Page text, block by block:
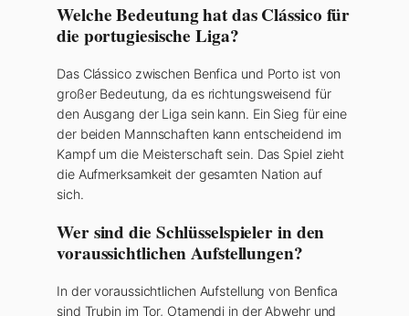
Welche Bedeutung hat das Clássico für
die portugiesische Liga?
Das Clássico zwischen Benfica und Porto ist von
großer Bedeutung, da es richtungsweisend für
den Ausgang der Liga sein kann. Ein Sieg für eine
der beiden Mannschaften kann entscheidend im
Kampf um die Meisterschaft sein. Das Spiel zieht
die Aufmerksamkeit der gesamten Nation auf
sich.
Wer sind die Schlüsselspieler in den
voraussichtlichen Aufstellungen?
In der voraussichtlichen Aufstellung von Benfica
sind Trubin im Tor, Otamendi in der Abwehr und